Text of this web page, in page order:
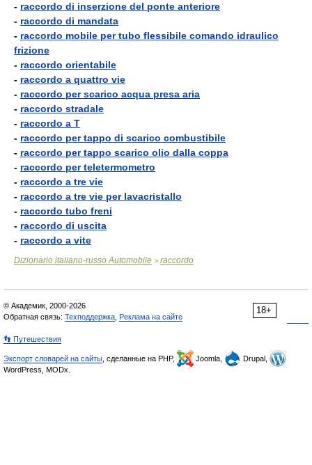
- raccordo di inserzione del ponte anteriore
- raccordo di mandata
- raccordo mobile per tubo flessibile comando idraulico
frizione
- raccordo orientabile
- raccordo a quattro vie
- raccordo per scarico acqua presa aria
- raccordo stradale
- raccordo a T
- raccordo per tappo di scarico combustibile
- raccordo per tappo scarico olio dalla coppa
- raccordo per teletermometro
- raccordo a tre vie
- raccordo a tre vie per lavacristallo
- raccordo tubo freni
- raccordo di uscita
- raccordo a vite
Dizionario italiano-russo Automobile > raccordo
18+
© Академик, 2000-2026
Обратная связь: Техподдержка Реклама на сайте
👣 Путешествия
Экспорт словарей на сайты , сделанные на PHP, Joomla,
Drupal,
WordPress, MODx.